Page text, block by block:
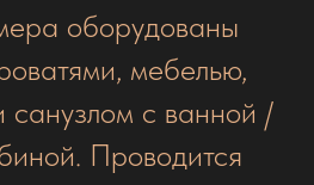
оборудованы
мебелью,
санузлом с ванной /
Проводится